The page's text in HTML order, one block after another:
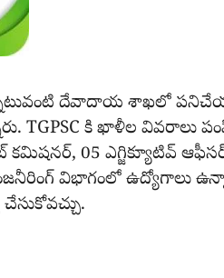
దేవాదాయ శాఖలో
TGPSC కి ఖాళీల
కమిషనర్, 05 ఎగ్జిక్యూటివ్
విభాగంలో ఉద్యోగాలు